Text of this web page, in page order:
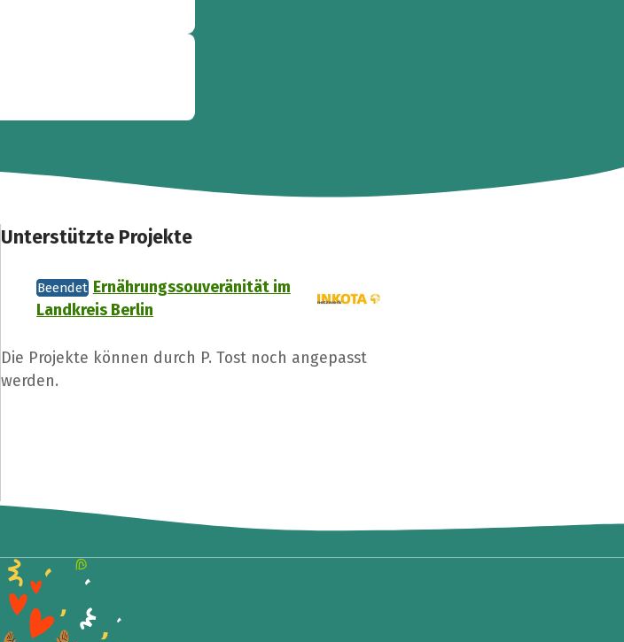
Unterstützte Projekte
Beendet Ernährungssouveränität im
Landkreis Berlin
Die Projekte können durch P. Tost noch angepasst
werden.